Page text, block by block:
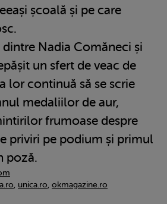
școală și pe care
Nadia Comăneci și
un sfert de veac de
lor continuă să se scrie
medaliilor de aur,
frumoase despre
priviri pe podium și primul
poză.
, unica.ro, okmagazine.ro